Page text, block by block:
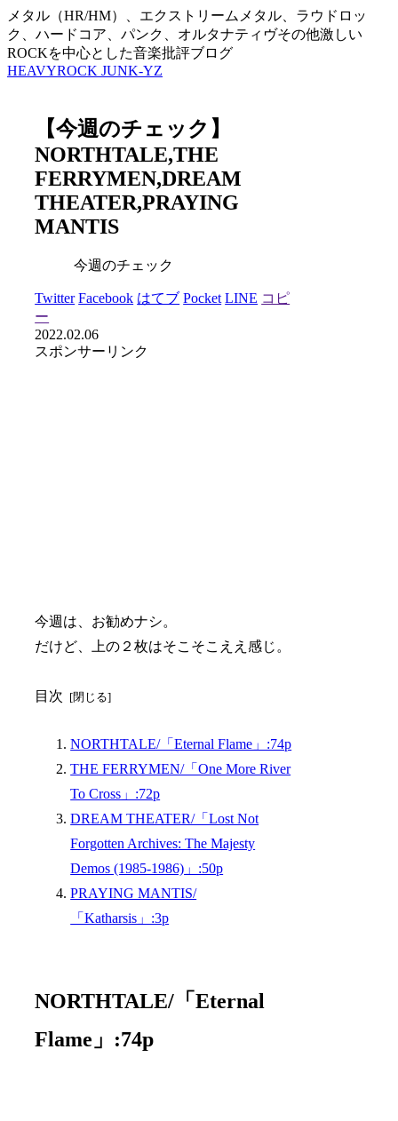
メタル（HR/HM）、エクストリームメタル、ラウドロッ
ク、ハードコア、パンク、オルタナティヴその他激しい
ROCKを中心とした音楽批評ブログ
HEAVYROCK JUNK-YZ
【今週のチェック】
NORTHTALE,THE
FERRYMEN,DREAM
THEATER,PRAYING
MANTIS
今週のチェック
Twitter Facebook はてブ Pocket LINE コピ
ー
2022.02.06
スポンサーリンク
今週は、お勧めナシ。
だけど、上の２枚はそこそこええ感じ。
目次
NORTHTALE/「Eternal Flame」:74p
THE FERRYMEN/「One More River
To Cross」:72p
DREAM THEATER/「Lost Not
Forgotten Archives: The Majesty
Demos (1985-1986)」:50p
PRAYING MANTIS/
「Katharsis」:3p
NORTHTALE/「Eternal
Flame」:74p